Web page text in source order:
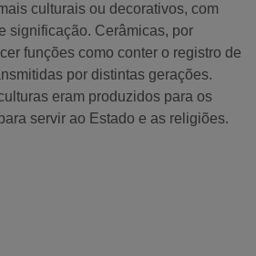
culturais ou decorativos, com
significação. Cerâmicas, por
funções como conter o registro de
por distintas gerações.
eram produzidos para os
servir ao Estado e as religiões.